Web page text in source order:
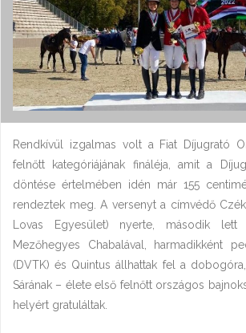
Rendkívül izgalmas volt a Fiat Díjugrató
felnőtt kategóriájának fináléja, amit a
döntése értelmében idén már 155
rendeztek meg. A versenyt a címvédő
Lovas Egyesület) nyerte, második
Mezőhegyes Chabalával, harmadikként
(DVTK) és Quintus állhattak fel a
Sárának – élete első felnőtt országos
helyért gratuláltak.